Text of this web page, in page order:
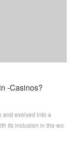
-Casinos?
and evolved into a
its inclusion in the wo